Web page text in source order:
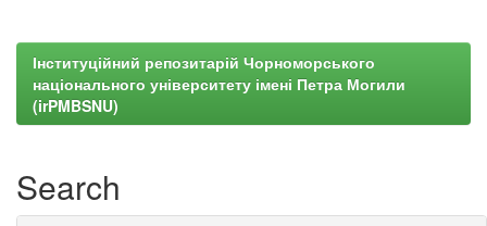
Інституційний репозитарій Чорноморського
національного університету імені Петра Могили
(irPMBSNU)
Search